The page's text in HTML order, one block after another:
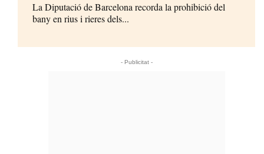
La Diputació de Barcelona recorda la prohibició del
bany en rius i rieres dels...
- Publicitat -